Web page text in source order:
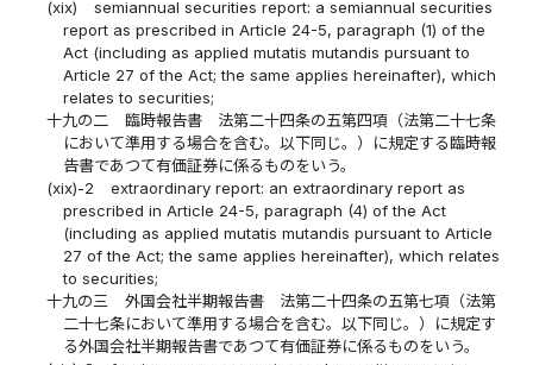
(xix)
semiannual securities report: a semiannual securities
report as prescribed in Article 24-5, paragraph (1) of the
Act (including as applied mutatis mutandis pursuant to
Article 27 of the Act; the same applies hereinafter), which
relates to securities;
十九の二
臨時報告書 法第二十四条の五第四項（法第二十七条
において準用する場合を含む。以下同じ。）に規定する臨時報
告書であつて有価証券に係るものをいう。
(xix)-2
extraordinary report: an extraordinary report as
prescribed in Article 24-5, paragraph (4) of the Act
(including as applied mutatis mutandis pursuant to Article
27 of the Act; the same applies hereinafter), which relates
to securities;
十九の三
外国会社半期報告書 法第二十四条の五第七項（法第
二十七条において準用する場合を含む。以下同じ。）に規定す
る外国会社半期報告書であつて有価証券に係るものをいう。